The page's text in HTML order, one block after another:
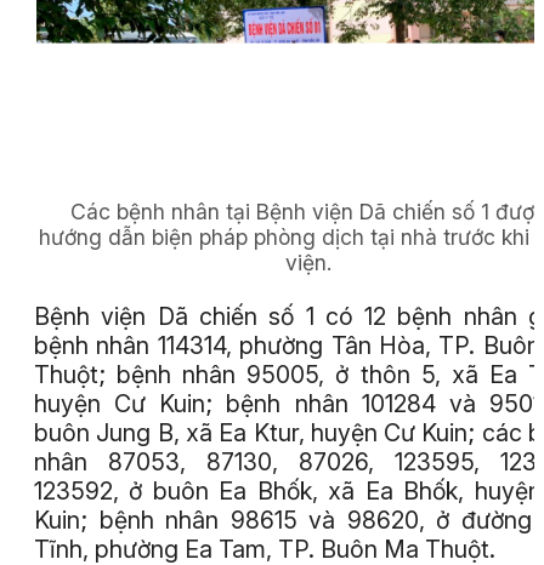
Các bệnh nhân tại Bệnh viện Dã chiến số 1
hướng dẫn biện pháp phòng dịch tại nhà trước khi
viện.
Bệnh viện Dã chiến số 1 có 12 bệnh nhân
bệnh nhân 114314, phường Tân Hòa, TP.
Thuột; bệnh nhân 95005, ở thôn 5, xã Ea
huyện Cư Kuin; bệnh nhân 101284 và
buôn Jung B, xã Ea Ktur, huyện Cư Kuin; các
nhân 87053, 87130, 87026, 123595,
123592, ở buôn Ea Bhốk, xã Ea Bhốk,
Kuin; bệnh nhân 98615 và 98620, ở đường
Tĩnh, phường Ea Tam, TP. Buôn Ma Thuột.